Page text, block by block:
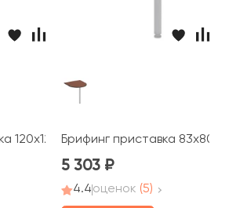
120x120x2,5 Дин-Р
Брифинг приставка
5 303
4.4оценок (5)